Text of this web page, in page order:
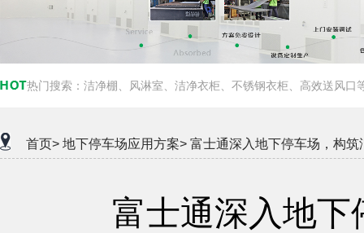
热门搜索： 洁净棚、风淋室、洁净衣柜、不锈钢衣柜、高效送风口
首页> 地下停车场应用方案> 富士通深入地下停车场，构筑
富士通深入地